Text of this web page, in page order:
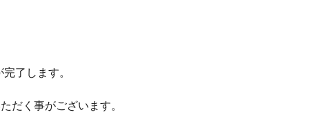
了します。
だく事がございます。